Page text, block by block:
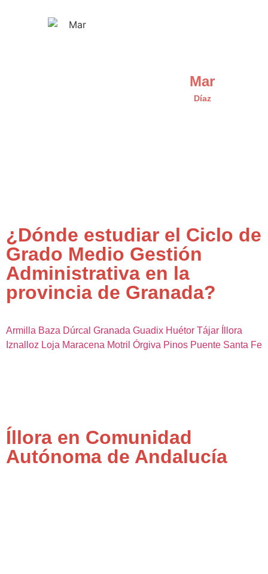
Mar
Díaz
¿Dónde estudiar el Ciclo de
Grado Medio Gestión
Administrativa en la
provincia de Granada?
Armilla Baza Dúrcal Granada Guadix Huétor Tájar
Íllora
Iznalloz Loja Maracena Motril Órgiva Pinos Puente Santa Fe
Íllora en Comunidad
Autónoma de Andalucía